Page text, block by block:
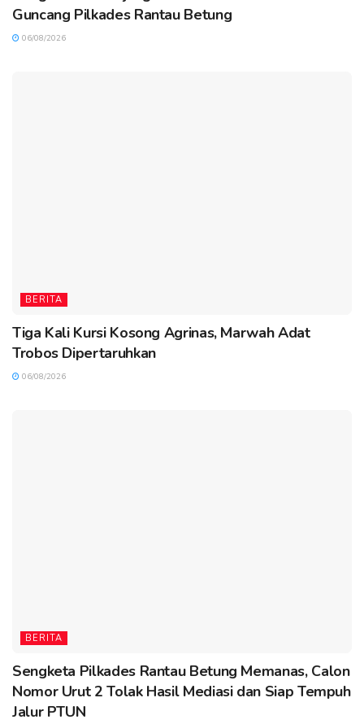
Guncang Pilkades Rantau Betung
06/08/2026
BERITA
Tiga Kali Kursi Kosong Agrinas, Marwah Adat
Trobos Dipertaruhkan
06/08/2026
BERITA
Sengketa Pilkades Rantau Betung Memanas, Calon
Nomor Urut 2 Tolak Hasil Mediasi dan Siap Tempuh
Jalur PTUN